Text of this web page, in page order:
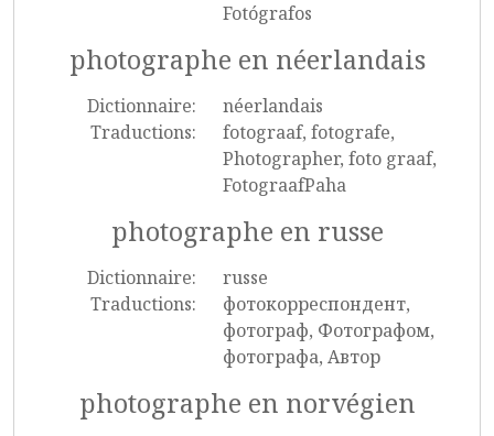
Fotógrafos
photographe en néerlandais
Dictionnaire:
néerlandais
Traductions:
fotograaf, fotografe,
Photographer, foto graaf,
FotograafPaha
photographe en russe
Dictionnaire:
russe
Traductions:
фотокорреспондент,
фотограф, Фотографом,
фотографа, Автор
photographe en norvégien